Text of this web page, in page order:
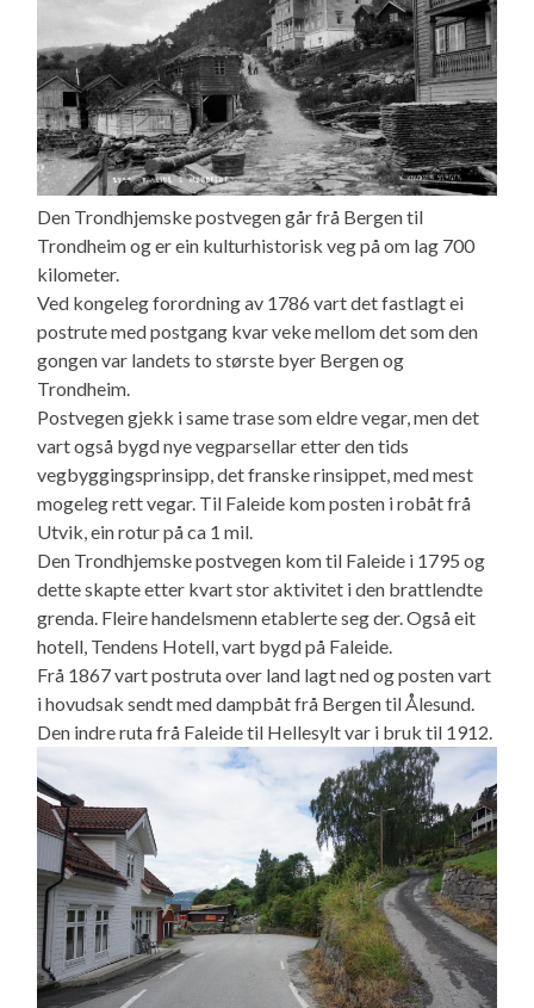
Den Trondhjemske postvegen går frå Bergen til
Trondheim og er ein kulturhistorisk veg på om lag 700
kilometer.
Ved kongeleg forordning av 1786 vart det fastlagt ei
postrute med postgang kvar veke mellom det som den
gongen var landets to største byer Bergen og
Trondheim.
Postvegen gjekk i same trase som eldre vegar, men det
vart også bygd nye vegparsellar etter den tids
vegbyggingsprinsipp, det franske rinsippet, med mest
mogeleg rett vegar. Til Faleide kom posten i robåt frå
Utvik, ein rotur på ca 1 mil.
Den Trondhjemske postvegen kom til Faleide i 1795 og
dette skapte etter kvart stor aktivitet i den brattlendte
grenda. Fleire handelsmenn etablerte seg der. Også eit
hotell, Tendens Hotell, vart bygd på Faleide.
Frå 1867 vart postruta over land lagt ned og posten vart
i hovudsak sendt med dampbåt frå Bergen til Ålesund.
Den indre ruta frå Faleide til Hellesylt var i bruk til 1912.